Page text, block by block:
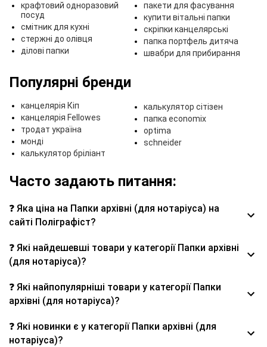
крафтовий одноразовий
посуд
смітник для кухні
стержні до олівця
ділові папки
пакети для фасування
купити вітальні папки
скріпки канцелярські
папка портфель дитяча
швабри для прибирання
Популярні бренди
канцелярія Кіп
канцелярія Fellowes
тродат україна
монді
калькулятор бріліант
калькулятор сітізен
папка economix
optima
schneider
Часто задають питання:
❓ Яка ціна на Папки архівні (для нотаріуса) на
сайті Поліграфіст?
❓ Які найдешевші товари у категорії Папки архівні
(для нотаріуса)?
❓ Які найпопулярніші товари у категорії Папки
архівні (для нотаріуса)?
❓ Які новинки є у категорії Папки архівні (для
нотаріуса)?